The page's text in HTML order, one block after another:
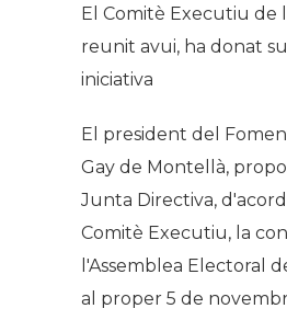
El Comitè Executiu de
reunit avui, ha donat
iniciativa
El president del
Gay de Montellà,
Junta Directiva, d'acord
Comitè Executiu, la
l'Assemblea Electoral
al proper 5 de